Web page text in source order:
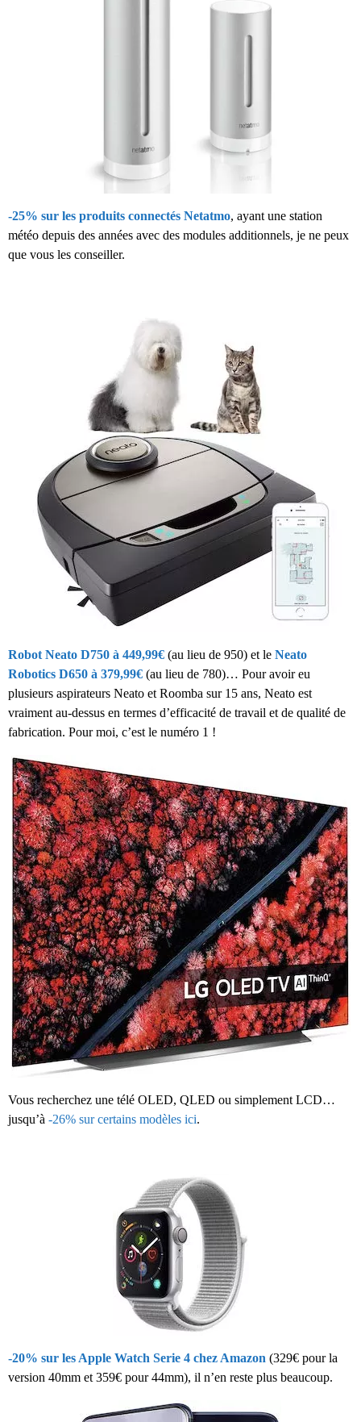
-25% sur les produits connectés Netatmo, ayant une station
météo depuis des années avec des modules additionnels, je ne peux
que vous les conseiller.
Robot Neato D750 à 449,99€ (au lieu de 950) et le Neato
Robotics D650 à 379,99€ (au lieu de 780)… Pour avoir eu
plusieurs aspirateurs Neato et Roomba sur 15 ans, Neato est
vraiment au-dessus en termes d’efficacité de travail et de qualité de
fabrication. Pour moi, c’est le numéro 1 !
Vous recherchez une télé OLED, QLED ou simplement LCD…
jusqu’à -26% sur certains modèles ici.
-20% sur les Apple Watch Serie 4 chez Amazon (329€ pour la
version 40mm et 359€ pour 44mm), il n’en reste plus beaucoup.